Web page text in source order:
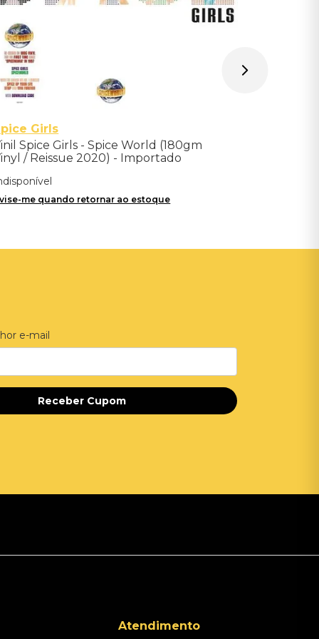
Girls
Spice Girls - Spice World (180gm
/ Reissue 2020) - Importado
me quando retornar ao estoque
e-mail
Receber Cupom
Atendimento